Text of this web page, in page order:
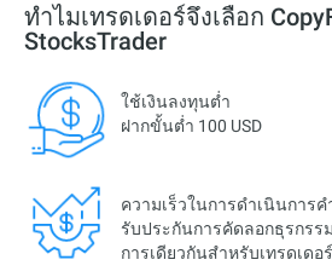
ทำไมเทรดเดอร์จึงเลือก
StocksTrader
ใช้เงินลงทุนต่ำ
ฝากขั้นต่ำ 100 USD
ความเร็วในการดำเนินการ
รับประกันการคัดลอกธุรกร
การเดียวกันสำหรับเทรดเด